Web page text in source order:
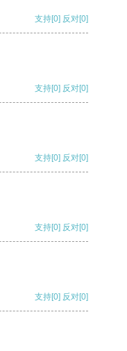
支持[0] 反对[0]
支持[0] 反对[0]
支持[0] 反对[0]
支持[0] 反对[0]
支持[0] 反对[0]